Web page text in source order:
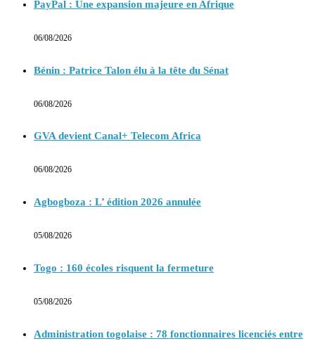
PayPal : Une expansion majeure en Afrique
06/08/2026
Bénin : Patrice Talon élu à la tête du Sénat
06/08/2026
GVA devient Canal+ Telecom Africa
06/08/2026
Agbogboza : L’ édition 2026 annulée
05/08/2026
Togo : 160 écoles risquent la fermeture
05/08/2026
Administration togolaise : 78 fonctionnaires licenciés entre